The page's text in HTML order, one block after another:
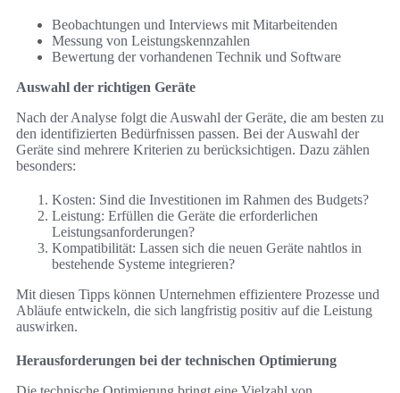
Beobachtungen und Interviews mit Mitarbeitenden
Messung von Leistungskennzahlen
Bewertung der vorhandenen Technik und Software
Auswahl der richtigen Geräte
Nach der Analyse folgt die Auswahl der Geräte, die am besten zu
den identifizierten Bedürfnissen passen. Bei der Auswahl der
Geräte sind mehrere Kriterien zu berücksichtigen. Dazu zählen
besonders:
Kosten: Sind die Investitionen im Rahmen des Budgets?
Leistung: Erfüllen die Geräte die erforderlichen
Leistungsanforderungen?
Kompatibilität: Lassen sich die neuen Geräte nahtlos in
bestehende Systeme integrieren?
Mit diesen Tipps können Unternehmen effizientere Prozesse und
Abläufe entwickeln, die sich langfristig positiv auf die Leistung
auswirken.
Herausforderungen bei der technischen Optimierung